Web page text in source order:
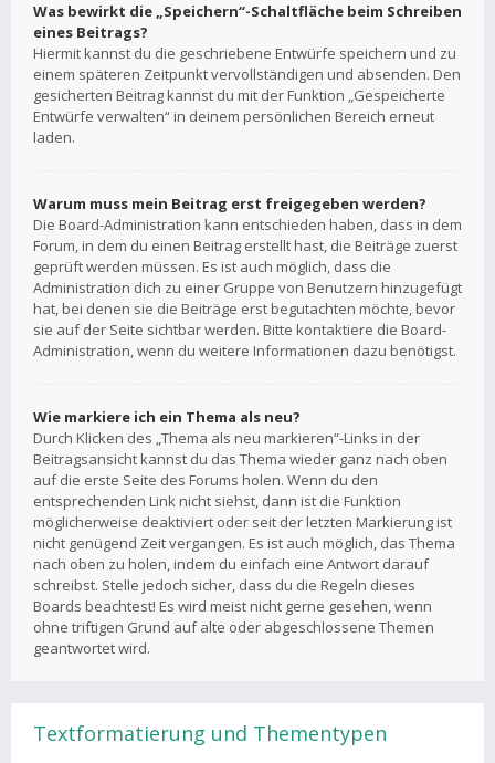
Was bewirkt die „Speichern“-Schaltfläche beim Schreiben
eines Beitrags?
Hiermit kannst du die geschriebene Entwürfe speichern und zu
einem späteren Zeitpunkt vervollständigen und absenden. Den
gesicherten Beitrag kannst du mit der Funktion „Gespeicherte
Entwürfe verwalten“ in deinem persönlichen Bereich erneut
laden.
Warum muss mein Beitrag erst freigegeben werden?
Die Board-Administration kann entschieden haben, dass in dem
Forum, in dem du einen Beitrag erstellt hast, die Beiträge zuerst
geprüft werden müssen. Es ist auch möglich, dass die
Administration dich zu einer Gruppe von Benutzern hinzugefügt
hat, bei denen sie die Beiträge erst begutachten möchte, bevor
sie auf der Seite sichtbar werden. Bitte kontaktiere die Board-
Administration, wenn du weitere Informationen dazu benötigst.
Wie markiere ich ein Thema als neu?
Durch Klicken des „Thema als neu markieren“-Links in der
Beitragsansicht kannst du das Thema wieder ganz nach oben
auf die erste Seite des Forums holen. Wenn du den
entsprechenden Link nicht siehst, dann ist die Funktion
möglicherweise deaktiviert oder seit der letzten Markierung ist
nicht genügend Zeit vergangen. Es ist auch möglich, das Thema
nach oben zu holen, indem du einfach eine Antwort darauf
schreibst. Stelle jedoch sicher, dass du die Regeln dieses
Boards beachtest! Es wird meist nicht gerne gesehen, wenn
ohne triftigen Grund auf alte oder abgeschlossene Themen
geantwortet wird.
Textformatierung und Thementypen